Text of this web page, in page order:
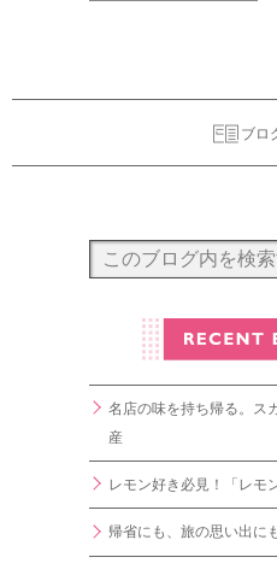
ブロ
名店の味を持ち帰る。ス
産
レモン好き必見！「レモ
帰省にも、旅の思い出に